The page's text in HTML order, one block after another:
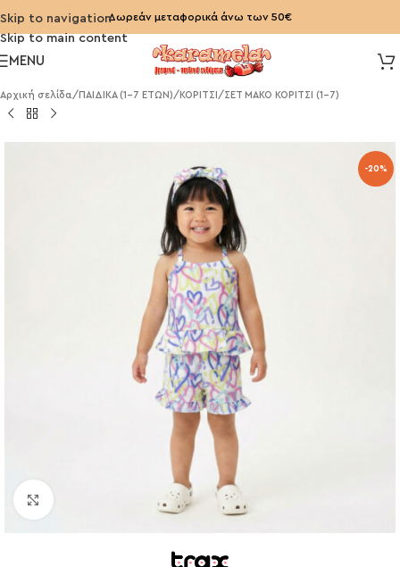
Skip to navigation
Skip to main content
Δωρεάν μεταφορικά άνω των 50€
MENU
Αρχική σελίδα/ ΠΑΙΔΙΚΑ (1-7 ΕΤΩΝ)/ ΚΟΡΙΤΣΙ /ΣΕΤ ΜΑΚΟ ΚΟΡΙΤΣΙ (1-7)
-20%